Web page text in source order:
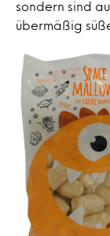
sondern sind
übermäßig